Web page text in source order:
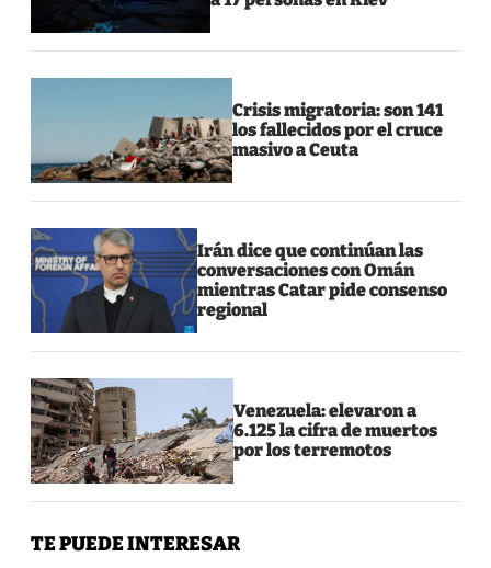
Crisis migratoria: son 141
los fallecidos por el cruce
masivo a Ceuta
Irán dice que continúan las
conversaciones con Omán
mientras Catar pide consenso
regional
Venezuela: elevaron a
6.125 la cifra de muertos
por los terremotos
TE PUEDE INTERESAR